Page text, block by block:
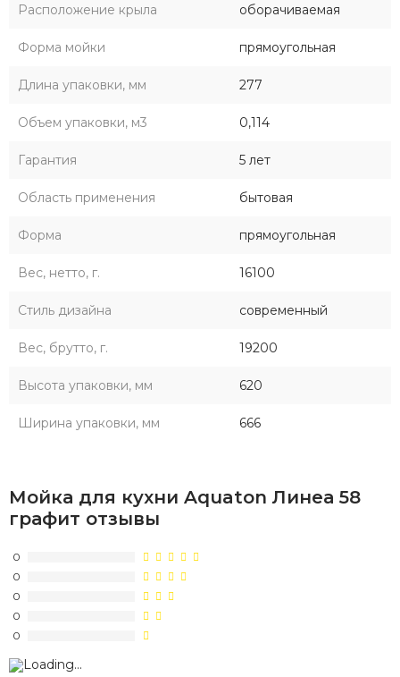
Расположение крыла оборачиваемая
Форма мойки прямоугольная
Длина упаковки, мм 277
Объем упаковки, м3 0,114
Гарантия 5 лет
Область применения бытовая
Форма прямоугольная
Вес, нетто, г. 16100
Стиль дизайна современный
Вес, брутто, г. 19200
Высота упаковки, мм 620
Ширина упаковки, мм 666
Мойка для кухни Aquaton Линеа 58
графит отзывы
0
0
0
0
0